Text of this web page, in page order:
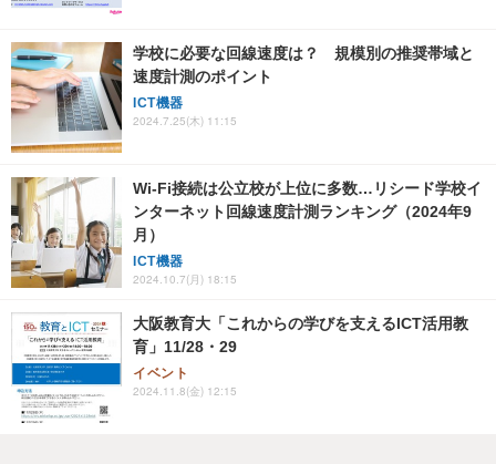
学校に必要な回線速度は？ 規模別の推奨帯域と
速度計測のポイント
ICT機器
2024.7.25(木) 11:15
Wi-Fi接続は公立校が上位に多数…リシード学校イ
ンターネット回線速度計測ランキング（2024年9
月）
ICT機器
2024.10.7(月) 18:15
大阪教育大「これからの学びを支えるICT活用教
育」11/28・29
イベント
2024.11.8(金) 12:15